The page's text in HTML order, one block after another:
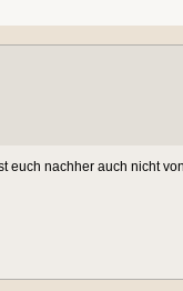
euch nachher auch nicht